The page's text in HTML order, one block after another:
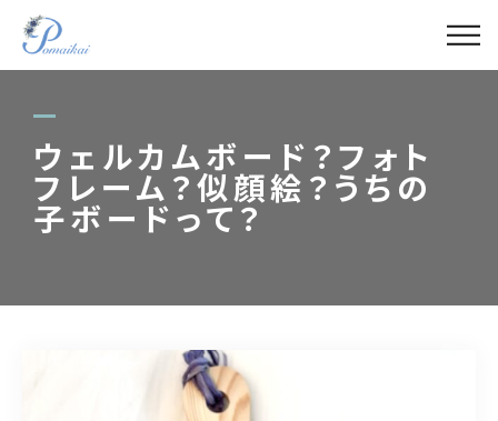
ウェルカムボード？フォト
フレーム？似顔絵？うちの
子ボードって？
ABOUT
MENU
GALLERY
ACCESS